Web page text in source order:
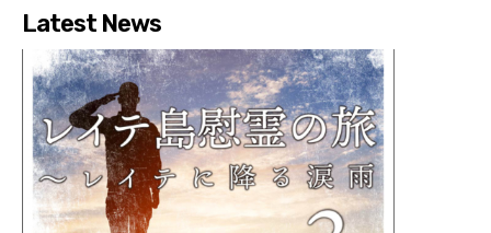
Latest News